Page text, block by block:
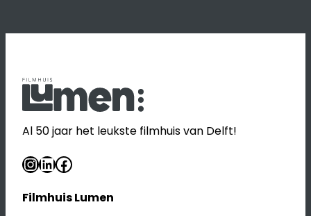
Al 50 jaar het leukste filmhuis van Delft!
InstagramLinkedIn Facebook
Filmhuis Lumen